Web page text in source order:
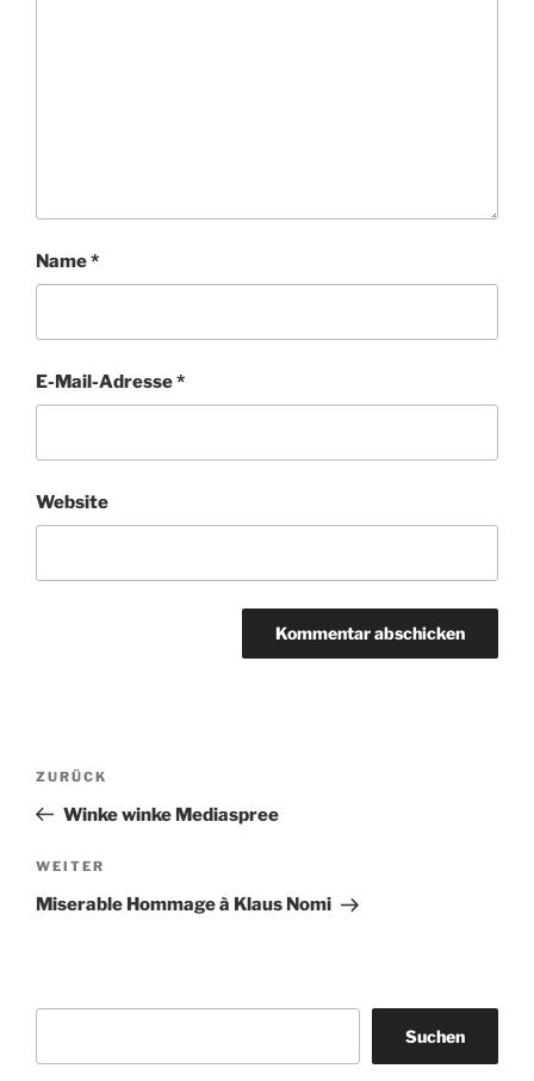
Name*
E-Mail-Adresse*
Website
Beitragsnavigation
Vorheriger
Beitrag
ZURÜCK
Winke winke Mediaspree
Nächster
Beitrag
WEITER
Miserable Hommage à Klaus Nomi
Suchen